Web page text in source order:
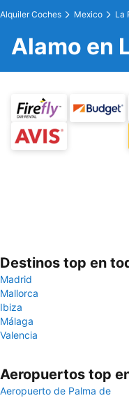
Alquiler Coches Mexico La
Alamo en
Destinos top en
Madrid
Mallorca
Ibiza
Málaga
Valencia
Aeropuertos top
Aeropuerto de Palma de